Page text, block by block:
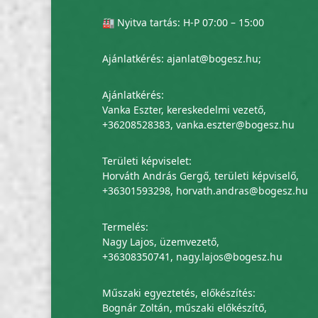
🏭 Nyitva tartás: H-P 07:00 – 15:00
Ajánlatkérés: ajanlat@bogesz.hu;
Ajánlatkérés:
Vanka Eszter, kereskedelmi vezető,
+36208528383, vanka.eszter@bogesz.hu
Területi képviselet:
Horváth András Gergő, területi képviselő,
+36301593298, horvath.andras@bogesz.hu
Termelés:
Nagy Lajos, üzemvezető,
+36308350741 , nagy.lajos@bogesz.hu
Műszaki egyeztetés, előkészítés:
Bognár Zoltán, műszaki előkészítő,